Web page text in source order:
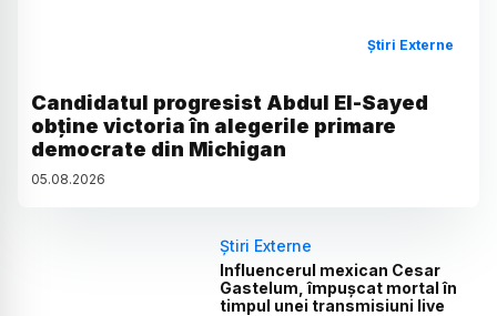
Știri Externe
Candidatul progresist Abdul El-Sayed
obține victoria în alegerile primare
democrate din Michigan
05.08.2026
Știri Externe
Influencerul mexican Cesar
Gastelum, împușcat mortal în
timpul unei transmisiuni live